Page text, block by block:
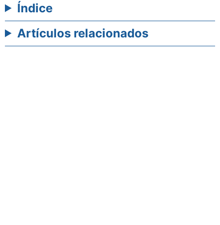
Índice
Artículos relacionados